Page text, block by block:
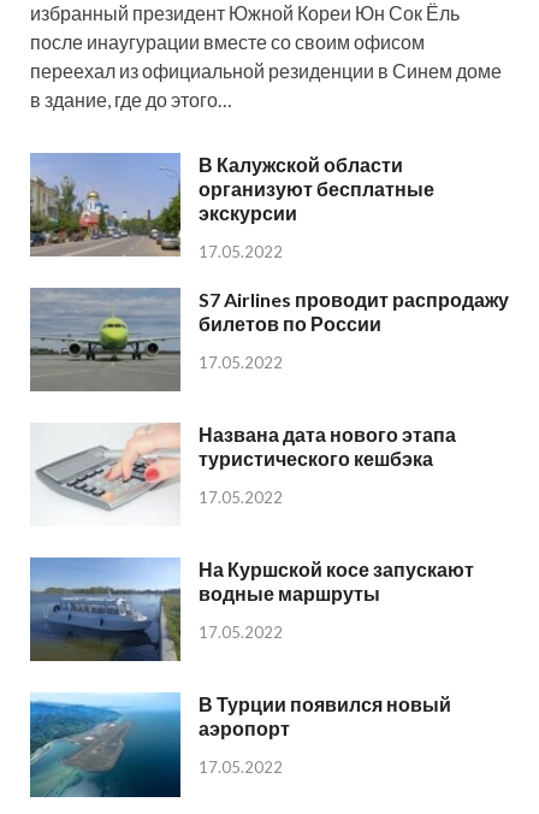
избранный президент Южной Кореи Юн Сок Ёль
после инаугурации вместе со своим офисом
переехал из официальной резиденции в Синем доме
в здание, где до этого…
В Калужской области
организуют бесплатные
экскурсии
17.05.2022
S7 Airlines проводит распродажу
билетов по России
17.05.2022
Названа дата нового этапа
туристического кешбэка
17.05.2022
На Куршской косе запускают
водные маршруты
17.05.2022
В Турции появился новый
аэропорт
17.05.2022